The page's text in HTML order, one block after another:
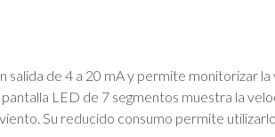
de 4 a 20 mA y permite monitorizar
LED de 7 segmentos muestra la
Su reducido consumo permite